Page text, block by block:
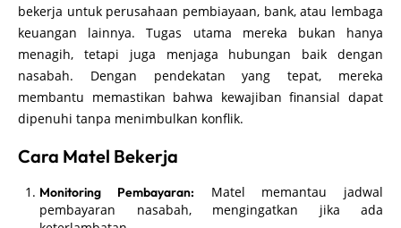
bekerja untuk perusahaan pembiayaan, bank, atau lembaga
keuangan lainnya. Tugas utama mereka bukan hanya
menagih, tetapi juga menjaga hubungan baik dengan
nasabah. Dengan pendekatan yang tepat, mereka
membantu memastikan bahwa kewajiban finansial dapat
dipenuhi tanpa menimbulkan konflik.
Cara Matel Bekerja
Monitoring Pembayaran: Matel memantau jadwal
pembayaran nasabah, mengingatkan jika ada